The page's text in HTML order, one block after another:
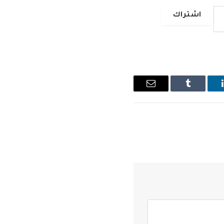
اشتراك
Tumblr
البريد